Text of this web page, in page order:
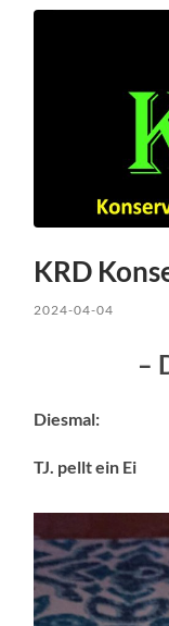
KRD
2024-04-04
–
Diesmal:
TJ. pellt ein Ei